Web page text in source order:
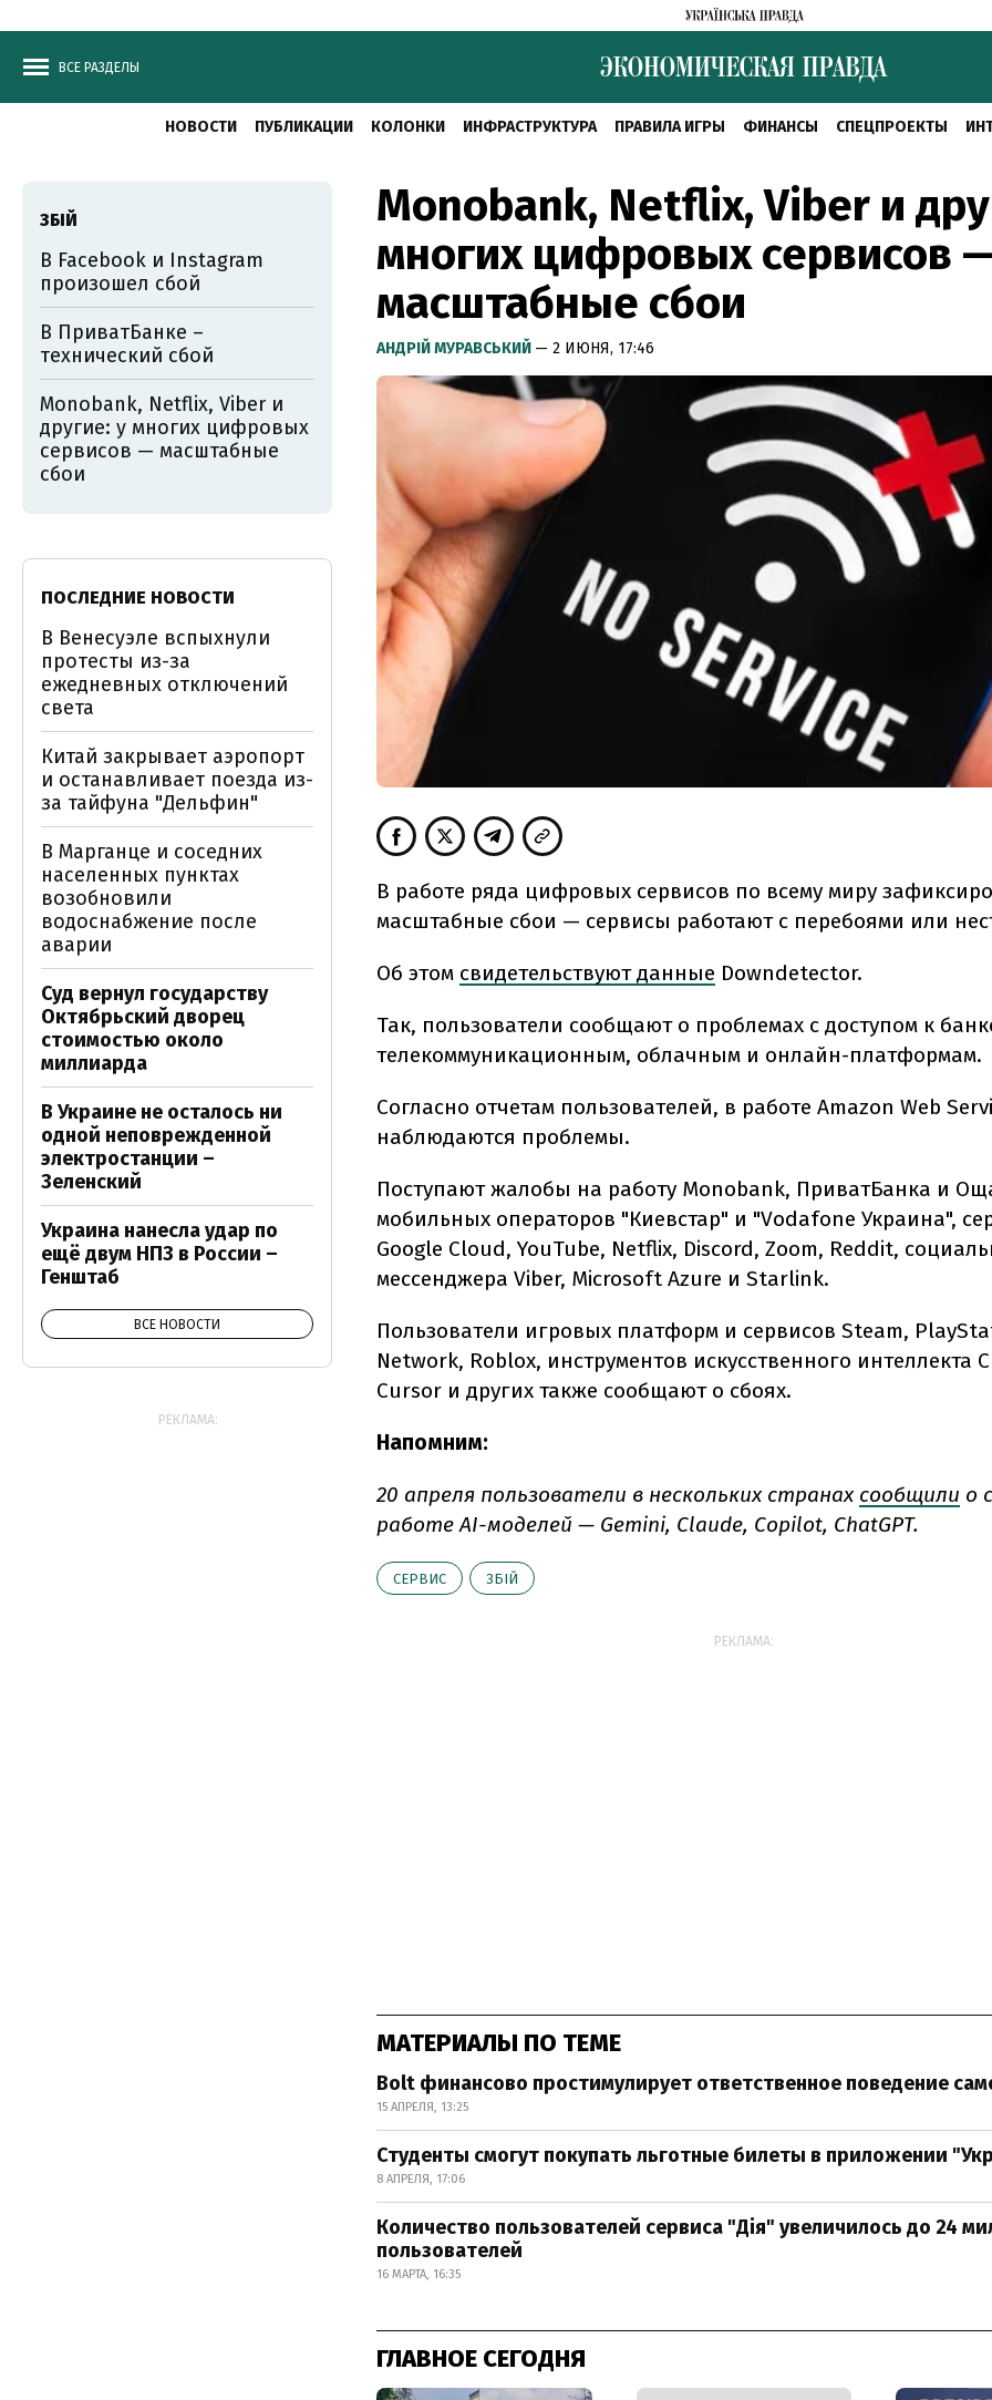
ВСЕ РАЗДЕЛЫ
НОВОСТИ ПУБЛИКАЦИИ КОЛОНКИ ИНФРАСТРУКТУРА ПРАВИЛА ИГРЫ ФИНАНСЫ СПЕЦПРОЕКТЫ
Monobank, Netflix, Viber и
многих цифровых сервисов
масштабные сбои
АНДРІЙ МУРАВСЬКИЙ — 2 ИЮНЯ, 17:46
В работе ряда цифровых сервисов по всему миру
масштабные сбои — сервисы работают с перебоями или
Об этом свидетельствуют данные Downdetector.
Так, пользователи сообщают о проблемах с доступом к
телекоммуникационным, облачным и онлайн-платформам.
Согласно отчетам пользователей, в работе Amazon Web
наблюдаются проблемы.
Поступают жалобы на работу Monobank, ПриватБанка и
мобильных операторов "Киевстар" и "Vodafone Украина",
Google Cloud, YouTube, Netflix, Discord, Zoom, Reddit,
мессенджера Viber, Microsoft Azure и Starlink.
Пользователи игровых платформ и сервисов Steam,
Network, Roblox, инструментов искусственного интеллекта
Cursor и других также сообщают о сбоях.
Напомним:
20 апреля пользователи в нескольких странах сообщили о
работе AI-моделей — Gemini, Claude, Copilot, ChatGPT.
СЕРВИС ЗБІЙ
РЕКЛАМА:
МАТЕРИАЛЫ ПО ТЕМЕ
Bolt финансово простимулирует ответственное поведение
15 АПРЕЛЯ, 13:25
Студенты смогут покупать льготные билеты в приложении
8 АПРЕЛЯ, 17:06
Количество пользователей сервиса "Дія" увеличилось до 24
пользователей
16 МАРТА, 16:35
ГЛАВНОЕ СЕГОДНЯ
ЗБІЙ
В Facebook и Instagram
произошел сбой
В ПриватБанке –
технический сбой
Monobank, Netflix, Viber и
другие: у многих цифровых
сервисов — масштабные
сбои
ПОСЛЕДНИЕ НОВОСТИ
В Венесуэле вспыхнули
протесты из-за
ежедневных отключений
света
Китай закрывает аэропорт
и останавливает поезда из-
за тайфуна "Дельфин"
В Марганце и соседних
населенных пунктах
возобновили
водоснабжение после
аварии
Суд вернул государству
Октябрьский дворец
стоимостью около
миллиарда
В Украине не осталось ни
одной неповрежденной
электростанции –
Зеленский
Украина нанесла удар по
ещё двум НПЗ в России –
Генштаб
ВСЕ НОВОСТИ
РЕКЛАМА: